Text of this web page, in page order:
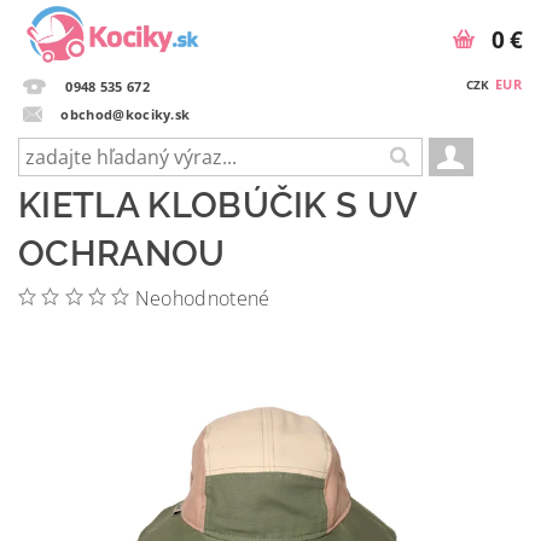
0948 535 672
obchod@kociky.sk
CZK EUR
0 €
KIETLA KLOBÚČIK S UV
OCHRANOU
Neohodnotené